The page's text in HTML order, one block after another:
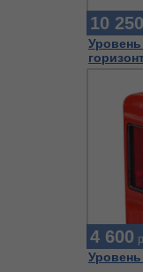
10 250
4 600